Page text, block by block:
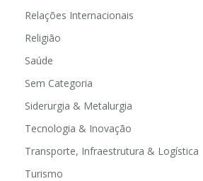
Relações Internacionais
Religião
Saúde
Sem Categoria
Siderurgia & Metalurgia
Tecnologia & Inovação
Transporte, Infraestrutura & Logística
Turismo